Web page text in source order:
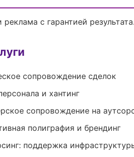
реклама с гарантией
сопровождение сделок
и хантинг
сопровождение на
полиграфия и брендинг
поддержка